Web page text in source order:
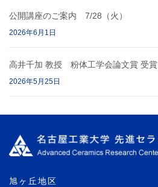
公開講座のご案内 7/28（火）
2026年6月1日
高井千加 教授 粉体工学会論文賞 受賞
2026年5月25日
旭ヶ丘地区